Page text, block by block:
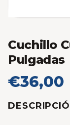
Cuchillo
Pulgadas
€36,00